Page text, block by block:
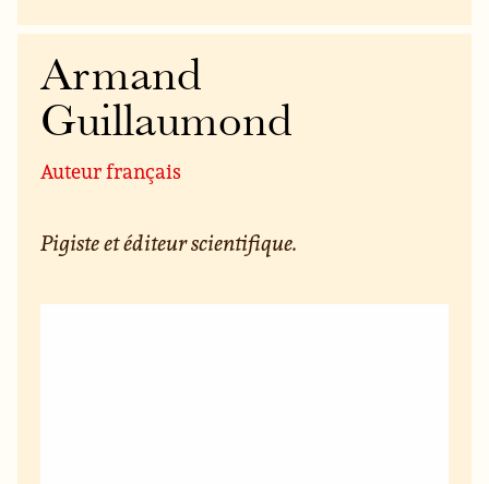
Armand
Guillaumond
Auteur français
Pigiste et éditeur scientifique.